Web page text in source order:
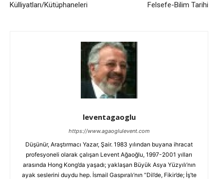
Külliyatları/Kütüphaneleri
Felsefe-Bilim Tarihi
leventagaoglu
https://www.agaoglulevent.com
Düşünür, Araştırmacı Yazar, Şair. 1983 yılından buyana ihracat
profesyoneli olarak çalışan Levent Ağaoğlu, 1997-2001 yılları
arasında Hong Kong’da yaşadı; yaklaşan Büyük Asya Yüzyılı’nın
ayak seslerini duydu hep. İsmail Gaspıralı’nın “Dil’de, Fikir’de; İş’te